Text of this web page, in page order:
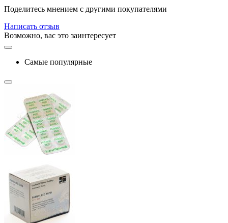
Поделитесь мнением с другими покупателями
Написать отзыв
Возможно, вас это заинтересует
Самые популярные